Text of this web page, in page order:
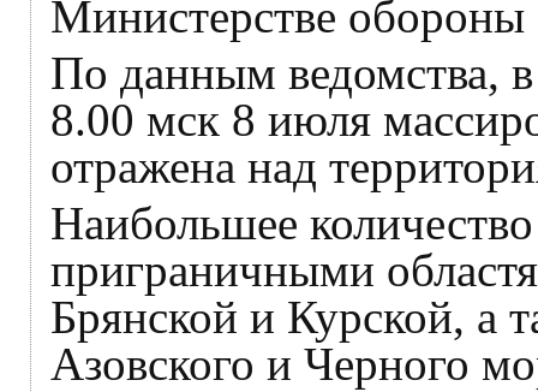
Министерстве
По данным ведомства,
8.00 мск 8 июля
отражена над
Наибольшее
приграничными
Брянской и Курской, а
Азовского и Черного